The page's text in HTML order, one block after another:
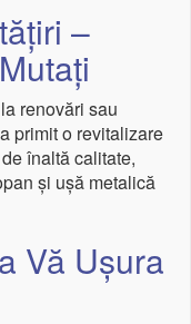
–
renovări sau
primit o revitalizare
înaltă calitate,
și ușă metalică
Vă Ușura